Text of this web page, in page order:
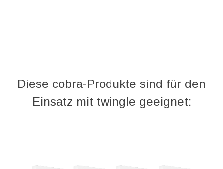
Diese cobra-Produkte sind für den
Einsatz mit twingle geeignet: